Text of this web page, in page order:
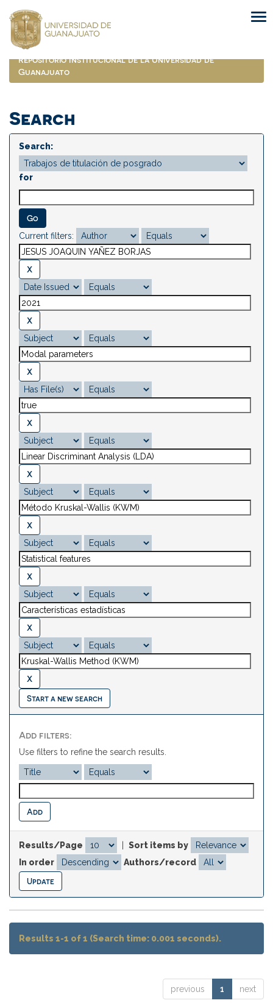
navigation
Repositorio Institucional de la Universidad de
Guanajuato
Search
Search:
for
Current filters:
Start a new search
Add filters:
Use filters to refine the search results.
Results/Page
Sort items by
In order
Authors/record
Results 1-1 of 1 (Search time: 0.001 seconds).
previous 1 next